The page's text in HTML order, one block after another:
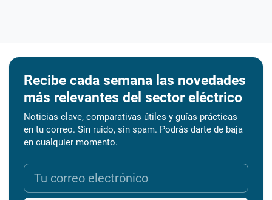
Recibe cada semana las novedades
más relevantes del sector eléctrico
Noticias clave, comparativas útiles y guías prácticas
en tu correo. Sin ruido, sin spam. Podrás darte de baja
en cualquier momento.